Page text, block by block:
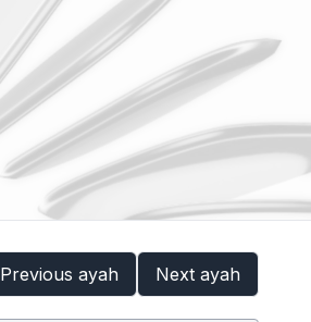
Previous ayah Next ayah